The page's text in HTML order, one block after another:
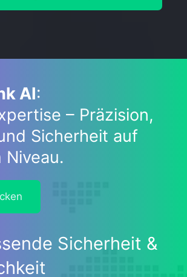
AI:
– Präzision,
Sicherheit auf
Niveau.
Sicherheit &